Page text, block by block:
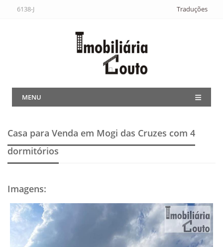
6138-J Traduções
MENU
Casa para Venda em Mogi das Cruzes com 4
dormitórios
Imagens: